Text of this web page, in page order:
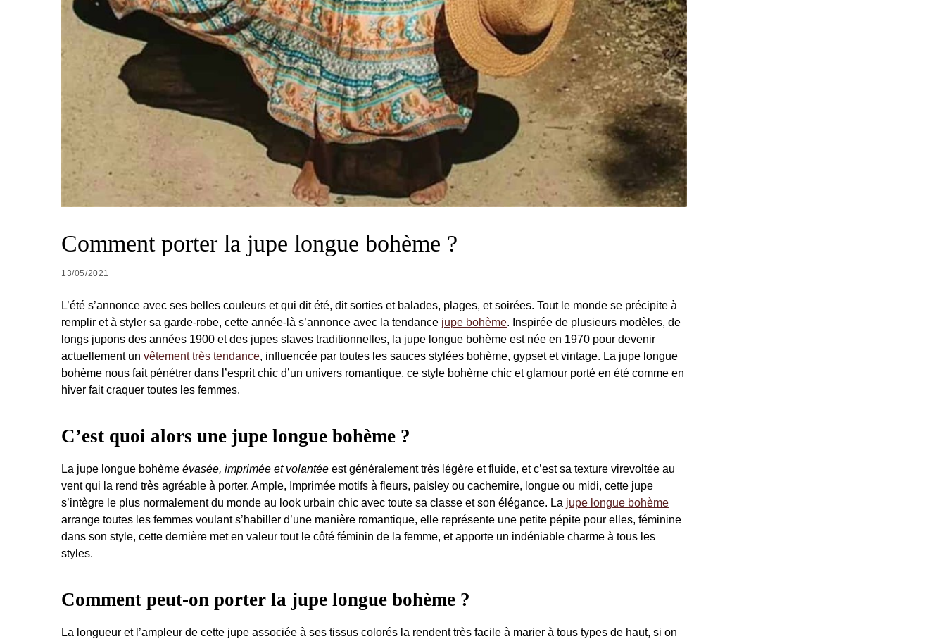
Comment porter la jupe longue bohème ?
13/05/2021
L’été s’annonce avec ses belles couleurs et qui dit été, dit sorties et balades, plages, et soirées. Tout le monde se précipite à
remplir et à styler sa garde-robe, cette année-là s’annonce avec la tendance jupe bohème. Inspirée de plusieurs modèles, de
longs jupons des années 1900 et des jupes slaves traditionnelles, la jupe longue bohème est née en 1970 pour devenir
actuellement un vêtement très tendance, influencée par toutes les sauces stylées bohème, gypset et vintage. La jupe longue
bohème nous fait pénétrer dans l’esprit chic d’un univers romantique, ce style bohème chic et glamour porté en été comme en
hiver fait craquer toutes les femmes.
C’est quoi alors une jupe longue bohème ?
La jupe longue bohème évasée, imprimée et volantée est généralement très légère et fluide, et c’est sa texture virevoltée au
vent qui la rend très agréable à porter. Ample, Imprimée motifs à fleurs, paisley ou cachemire, longue ou midi, cette jupe
s’intègre le plus normalement du monde au look urbain chic avec toute sa classe et son élégance. La jupe longue bohème
arrange toutes les femmes voulant s’habiller d’une manière romantique, elle représente une petite pépite pour elles, féminine
dans son style, cette dernière met en valeur tout le côté féminin de la femme, et apporte un indéniable charme à tous les
styles.
Comment peut-on porter la jupe longue bohème ?
La longueur et l’ampleur de cette jupe associée à ses tissus colorés la rendent très facile à marier à tous types de haut, si on